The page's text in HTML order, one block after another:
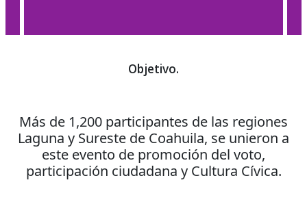
Objetivo.
Más de 1,200 participantes de las regiones
Laguna y Sureste de Coahuila, se unieron a
este evento de promoción del voto,
participación ciudadana y Cultura Cívica.